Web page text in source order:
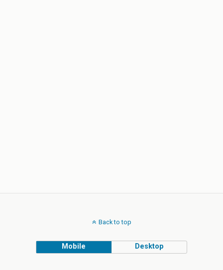
Back to top
Mobile Desktop